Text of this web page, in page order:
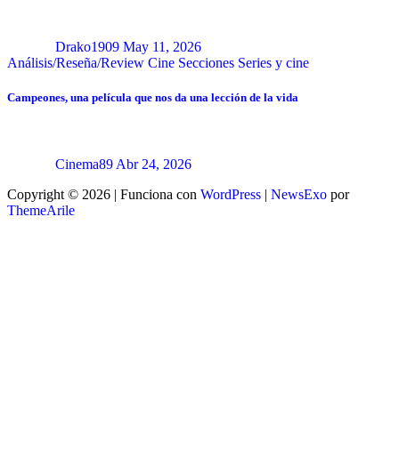
Drako1909 May 11, 2026
Análisis/Reseña/Review Cine Secciones Series y cine
Campeones, una película que nos da una lección de la vida
Cinema89 Abr 24, 2026
Copyright © 2026 | Funciona con WordPress | NewsExo por
ThemeArile